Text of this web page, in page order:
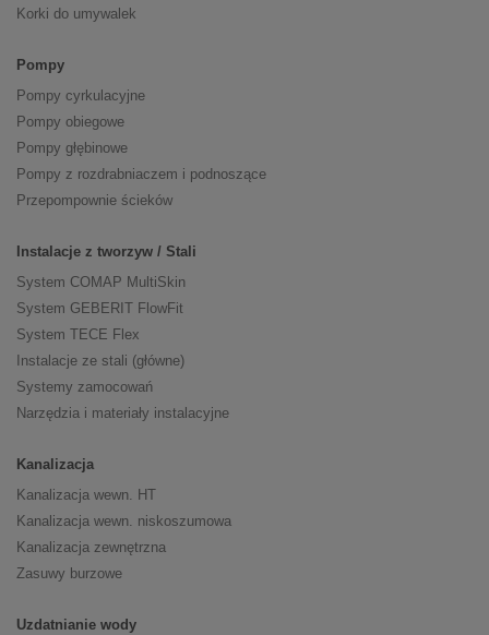
Korki do umywalek
Pompy
Pompy cyrkulacyjne
Pompy obiegowe
Pompy głębinowe
Pompy z rozdrabniaczem i podnoszące
Przepompownie ścieków
Instalacje z tworzyw / Stali
System COMAP MultiSkin
System GEBERIT FlowFit
System TECE Flex
Instalacje ze stali (główne)
Systemy zamocowań
Narzędzia i materiały instalacyjne
Kanalizacja
Kanalizacja wewn. HT
Kanalizacja wewn. niskoszumowa
Kanalizacja zewnętrzna
Zasuwy burzowe
Uzdatnianie wody